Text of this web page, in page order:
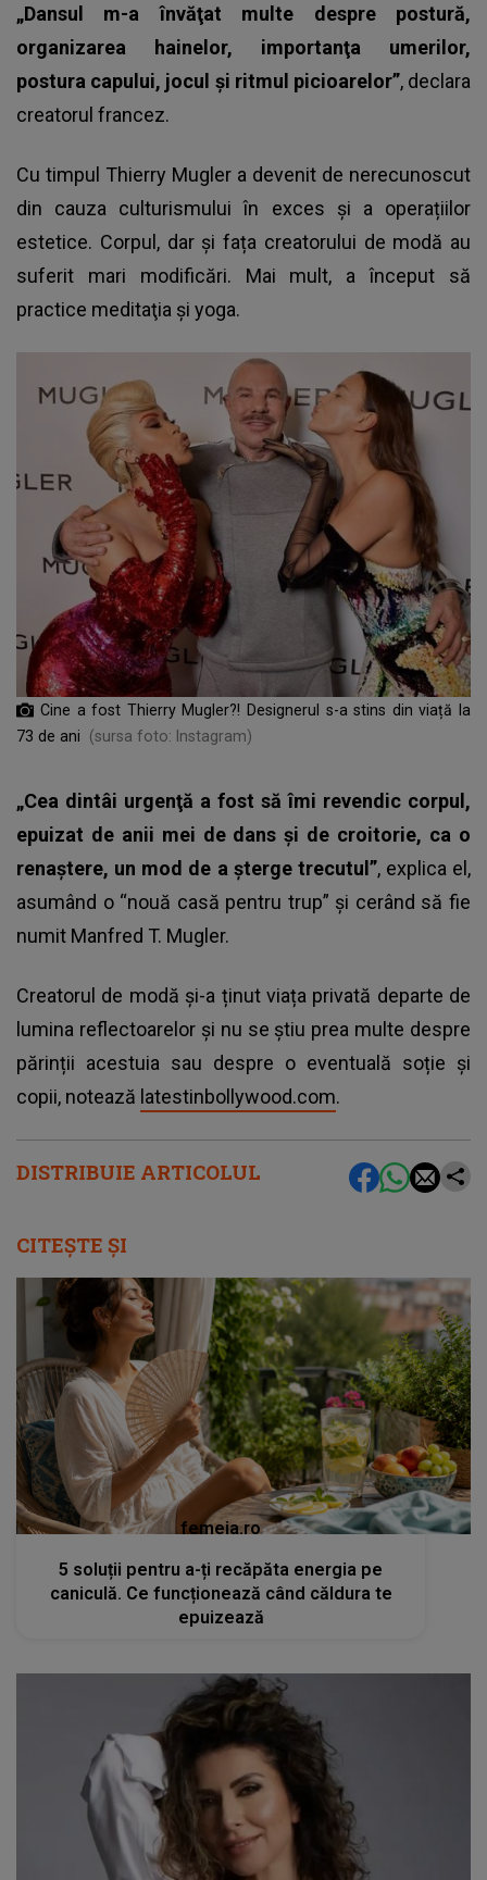
DISTRIBUIE ARTICOLUL
„Dansul m-a învăţat multe despre postură,
organizarea hainelor, importanţa umerilor,
postura capului, jocul şi ritmul picioarelor”, declara
creatorul francez.
Cu timpul Thierry Mugler a devenit de nerecunoscut
din cauza culturismului în exces și a operațiilor
estetice. Corpul, dar și fața creatorului de modă au
suferit mari modificări. Mai mult, a început să
practice meditaţia şi yoga.
Cine a fost Thierry Mugler?! Designerul s-a stins din viață la
73 de ani
(sursa foto: Instagram)
„Cea dintâi urgenţă a fost să îmi revendic corpul,
epuizat de anii mei de dans şi de croitorie, ca o
renaştere, un mod de a şterge trecutul”, explica el,
asumând o “nouă casă pentru trup” şi cerând să fie
numit Manfred T. Mugler.
Creatorul de modă și-a ținut viața privată departe de
lumina reflectoarelor și nu se știu prea multe despre
părinții acestuia sau despre o eventuală soție și
copii, notează latestinbollywood.com.
CITEȘTE ȘI
femeia.ro
5 soluții pentru a-ți recăpăta energia pe
caniculă. Ce funcționează când căldura te
epuizează